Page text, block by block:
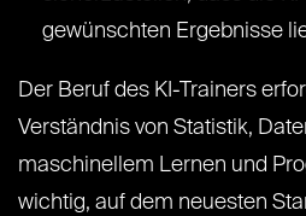
gewünschten Ergebnisse
Der Beruf des KI-Trainers
Verständnis von Statistik,
maschinellem Lernen und
wichtig, auf dem neuesten